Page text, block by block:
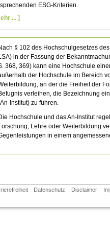
ESG-Kriterien.
... ]
§ 102 des Hochschulgesetzes
in der Fassung der
368, 369) kann eine Hochschule
der Hochschule im Bereich
an der die Freiheit der
verleihen, die Bezeichnung
Institut) zu führen.
Hochschule und das An-Institut
Lehre oder Weiterbildung
in einem
Datenschutz Disclaimer